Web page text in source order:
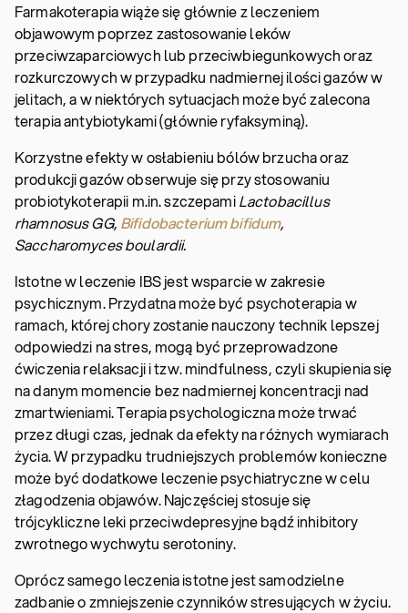
Farmakoterapia wiąże się głównie z leczeniem
objawowym poprzez zastosowanie leków
przeciwzaparciowych lub przeciwbiegunkowych oraz
rozkurczowych w przypadku nadmiernej ilości gazów w
jelitach, a w niektórych sytuacjach może być zalecona
terapia antybiotykami (głównie ryfaksyminą).
Korzystne efekty w osłabieniu bólów brzucha oraz
produkcji gazów obserwuje się przy stosowaniu
probiotykoterapii m.in. szczepamiLactobacillus
rhamnosus GG, Bifidobacterium bifidum,
Saccharomyces boulardii.
Istotne w leczenie IBS jest wsparcie w zakresie
psychicznym. Przydatna może być psychoterapia w
ramach, której chory zostanie nauczony technik lepszej
odpowiedzi na stres, mogą być przeprowadzone
ćwiczenia relaksacji i tzw. mindfulness, czyli skupienia się
na danym momencie bez nadmiernej koncentracji nad
zmartwieniami. Terapia psychologiczna może trwać
przez długi czas, jednak da efekty na różnych wymiarach
życia. W przypadku trudniejszych problemów konieczne
może być dodatkowe leczenie psychiatryczne w celu
złagodzenia objawów. Najczęściej stosuje się
trójcykliczne leki przeciwdepresyjne bądź inhibitory
zwrotnego wychwytu serotoniny.
Oprócz samego leczenia istotne jest samodzielne
zadbanie o zmniejszenie czynników stresujących w życiu.